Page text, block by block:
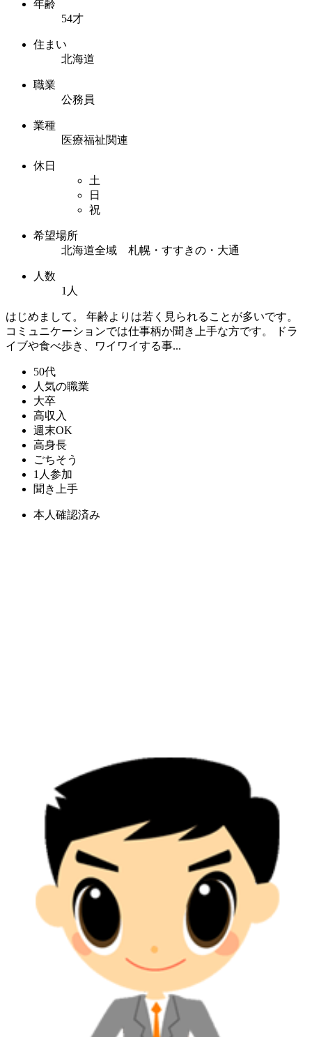
年齢
54才
住まい
北海道
職業
公務員
業種
医療福祉関連
休日
土
日
祝
希望場所
北海道全域 札幌・すすきの・大通
人数
1人
はじめまして。 年齢よりは若く見られることが多いです。
コミュニケーションでは仕事柄か聞き上手な方です。 ドラ
イブや食べ歩き、ワイワイする事...
50代
人気の職業
大卒
高収入
週末OK
高身長
ごちそう
1人参加
聞き上手
本人確認済み